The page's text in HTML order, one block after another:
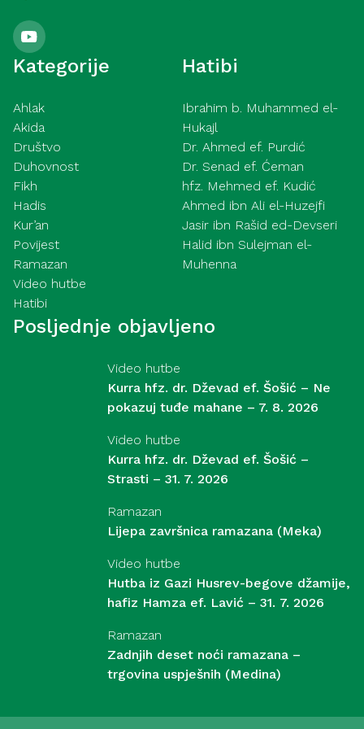
Kategorije
Ahlak
Akida
Društvo
Duhovnost
Fikh
Hadis
Kur’an
Povijest
Ramazan
Video hutbe
Hatibi
Hatibi
Ibrahim b. Muhammed el-
Hukajl
Dr. Ahmed ef. Purdić
Dr. Senad ef. Ćeman
hfz. Mehmed ef. Kudić
Ahmed ibn Ali el-Huzejfi
Jasir ibn Rašid ed-Devseri
Halid ibn Sulejman el-
Muhenna
Posljednje objavljeno
Video hutbe
Kurra hfz. dr. Dževad ef. Šošić – Ne
pokazuj tuđe mahane – 7. 8. 2026
Video hutbe
Kurra hfz. dr. Dževad ef. Šošić –
Strasti – 31. 7. 2026
Ramazan
Lijepa završnica ramazana (Meka)
Video hutbe
Hutba iz Gazi Husrev-begove džamije,
hafiz Hamza ef. Lavić – 31. 7. 2026
Ramazan
Zadnjih deset noći ramazana –
trgovina uspješnih (Medina)